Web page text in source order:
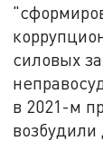
силовых
в 2021-м